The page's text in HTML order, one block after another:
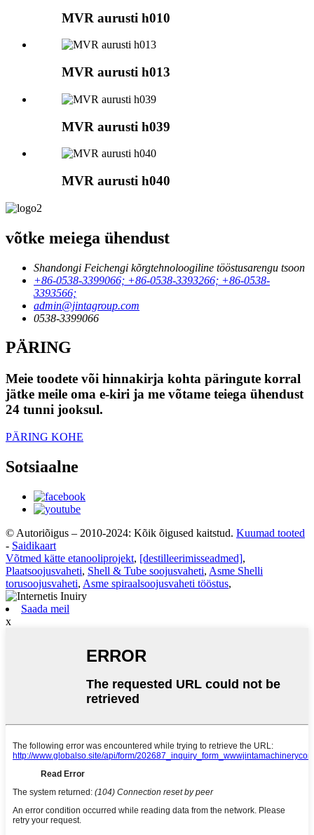
MVR aurusti h010
MVR aurusti h013
MVR aurusti h039
MVR aurusti h040
võtke meiega ühendust
Shandongi Feichengi kõrgtehnoloogiline tööstusarengu tsoon
+86-0538-3399066; +86-0538-3393266; +86-0538-
3393566;
admin@jintagroup.com
0538-3399066
PÄRING
Meie toodete või hinnakirja kohta päringute korral
jätke meile oma e-kiri ja me võtame teiega ühendust
24 tunni jooksul.
PÄRING KOHE
Sotsiaalne
© Autoriõigus – 2010-2024: Kõik õigused kaitstud. Kuumad tooted
- Saidikaart
Võtmed kätte etanooliprojekt, [destilleerimisseadmed],
Plaatsoojusvaheti, Shell & Tube soojusvaheti, Asme Shelli
torusoojusvaheti, Asme spiraalsoojusvaheti tööstus,
Saada meil
x